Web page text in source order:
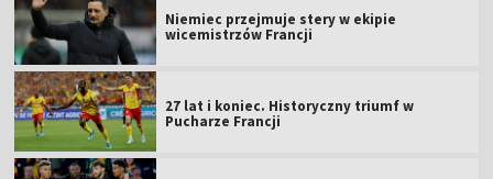
Niemiec przejmuje stery w ekipie
wicemistrzów Francji
27 lat i koniec. Historyczny triumf w
Pucharze Francji